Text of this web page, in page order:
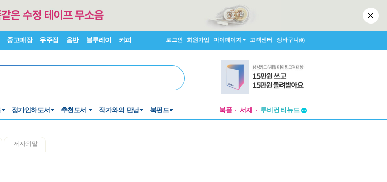
중고매장 우주점 음반 블루레이 커피 로그인 회원가입 마이페이지 고객센터 장바구니(0)
정가인하도서 추천도서 작가와의 만남 북펀드 북플 서재
투비컨티뉴드
저자의말